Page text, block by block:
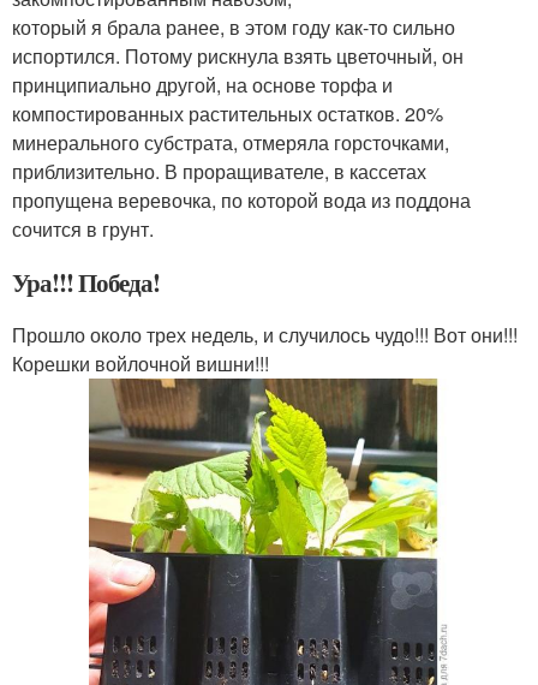
который я брала ранее, в этом году как-то сильно
испортился. Потому рискнула взять цветочный, он
принципиально другой, на основе торфа и
компостированных растительных остатков. 20%
минерального субстрата, отмеряла горсточками,
приблизительно. В проращивателе, в кассетах
пропущена веревочка, по которой вода из поддона
сочится в грунт.
Ура!!! Победа!
Прошло около трех недель, и случилось чудо!!! Вот они!!!
Корешки войлочной вишни!!!